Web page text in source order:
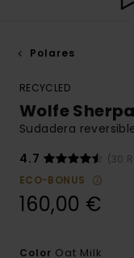
Polares
RECYCLED
Wolfe Sherpa
Sudadera
4.7
(30
ECO-BONUS
160,00 €
Color Oat Milk